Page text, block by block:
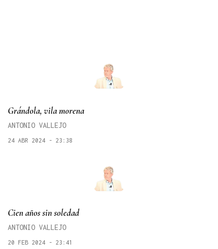
Grándola, vila morena
ANTONIO VALLEJO
24 ABR 2024 - 23:38
Cien años sin soledad
ANTONIO VALLEJO
20 FEB 2024 - 23:41